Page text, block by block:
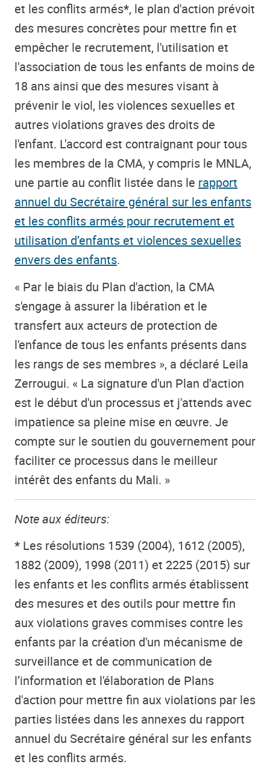
et les conflits armés*, le plan d'action prévoit
des mesures concrètes pour mettre fin et
empêcher le recrutement, l'utilisation et
l'association de tous les enfants de moins de
18 ans ainsi que des mesures visant à
prévenir le viol, les violences sexuelles et
autres violations graves des droits de
l'enfant. L'accord est contraignant pour tous
les membres de la CMA, y compris le MNLA,
une partie au conflit listée dans le rapport
annuel du Secrétaire général sur les enfants
et les conflits armés pour recrutement et
utilisation d’enfants et violences sexuelles
envers des enfants.
« Par le biais du Plan d'action, la CMA
s'engage à assurer la libération et le
transfert aux acteurs de protection de
l'enfance de tous les enfants présents dans
les rangs de ses membres », a déclaré Leila
Zerrougui. « La signature d'un Plan d'action
est le début d'un processus et j'attends avec
impatience sa pleine mise en œuvre. Je
compte sur le soutien du gouvernement pour
faciliter ce processus dans le meilleur
intérêt des enfants du Mali. »
Note aux éditeurs:
* Les résolutions 1539 (2004), 1612 (2005),
1882 (2009), 1998 (2011) et 2225 (2015) sur
les enfants et les conflits armés établissent
des mesures et des outils pour mettre fin
aux violations graves commises contre les
enfants par la création d'un mécanisme de
surveillance et de communication de
l’information et l'élaboration de Plans
d'action pour mettre fin aux violations par les
parties listées dans les annexes du rapport
annuel du Secrétaire général sur les enfants
et les conflits armés.